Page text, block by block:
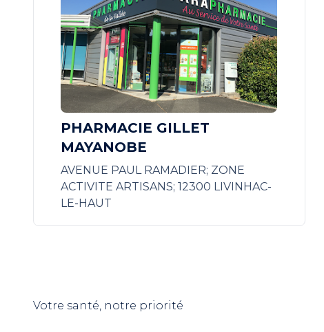
PHARMACIE GILLET
MAYANOBE
AVENUE PAUL RAMADIER; ZONE
ACTIVITE ARTISANS; 12300 LIVINHAC-
LE-HAUT
Votre santé, notre priorité